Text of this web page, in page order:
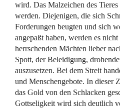
wird. Das Malzeichen des
werden. Diejenigen, die sich
Forderungen beugten und sich
angepaßt haben, werden es
herrschenden Mächten lieber
Spott, der Beleidigung,
auszusetzen. Bei dem Streit
und Menschengebote. In dieser
das Gold von den Schlacken
Gottseligkeit wird sich deutlich